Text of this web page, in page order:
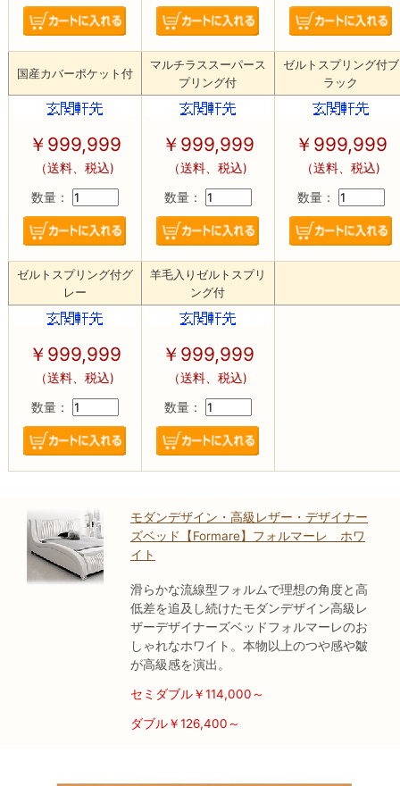
国産カバーポケット付
マルチラススーパース
プリング付
ゼルトスプリング付ブ
ラック
￥ 999,999
（送料、税込)
数量：
￥ 999,999
（送料、税込)
数量：
￥ 999,999
（送料、税込)
数量：
ゼルトスプリング付グ
レー
羊毛入りゼルトスプリ
ング付
￥ 999,999
（送料、税込)
数量：
￥ 999,999
（送料、税込)
数量：
モダンデザイン・高級レザー・デザイナー
ズベッド【Formare】フォルマーレ ホワ
イト
滑らかな流線型フォルムで理想の角度と高
低差を追及し続けたモダンデザイン高級レ
ザーデザイナーズベッドフォルマーレのお
しゃれなホワイト。本物以上のつや感や皺
が高級感を演出。
セミダブル￥114,000～
ダブル￥126,400～